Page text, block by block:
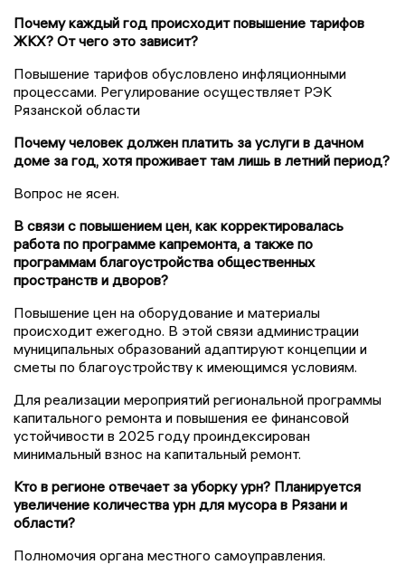
Почему каждый год происходит повышение тарифов
ЖКХ? От чего это зависит?
Повышение тарифов обусловлено инфляционными
процессами. Регулирование осуществляет РЭК
Рязанской области
Почему человек должен платить за услуги в дачном
доме за год, хотя проживает там лишь в летний период?
Вопрос не ясен.
В связи с повышением цен, как корректировалась
работа по программе капремонта, а также по
программам благоустройства общественных
пространств и дворов?
Повышение цен на оборудование и материалы
происходит ежегодно. В этой связи администрации
муниципальных образований адаптируют концепции и
сметы по благоустройству к имеющимся условиям.
Для реализации мероприятий региональной программы
капитального ремонта и повышения ее финансовой
устойчивости в 2025 году проиндексирован
минимальный взнос на капитальный ремонт.
Кто в регионе отвечает за уборку урн? Планируется
увеличение количества урн для мусора в Рязани и
области?
Полномочия органа местного самоуправления.